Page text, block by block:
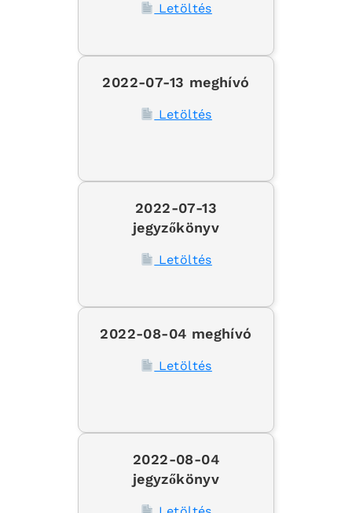
Letöltés
2022-07-13 meghívó
Letöltés
2022-07-13
jegyzőkönyv
Letöltés
2022-08-04 meghívó
Letöltés
2022-08-04
jegyzőkönyv